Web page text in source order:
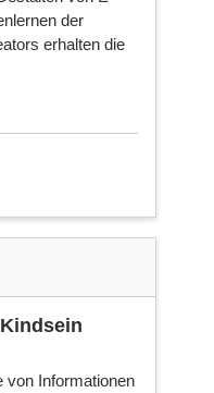
der
erhalten die
von Informationen